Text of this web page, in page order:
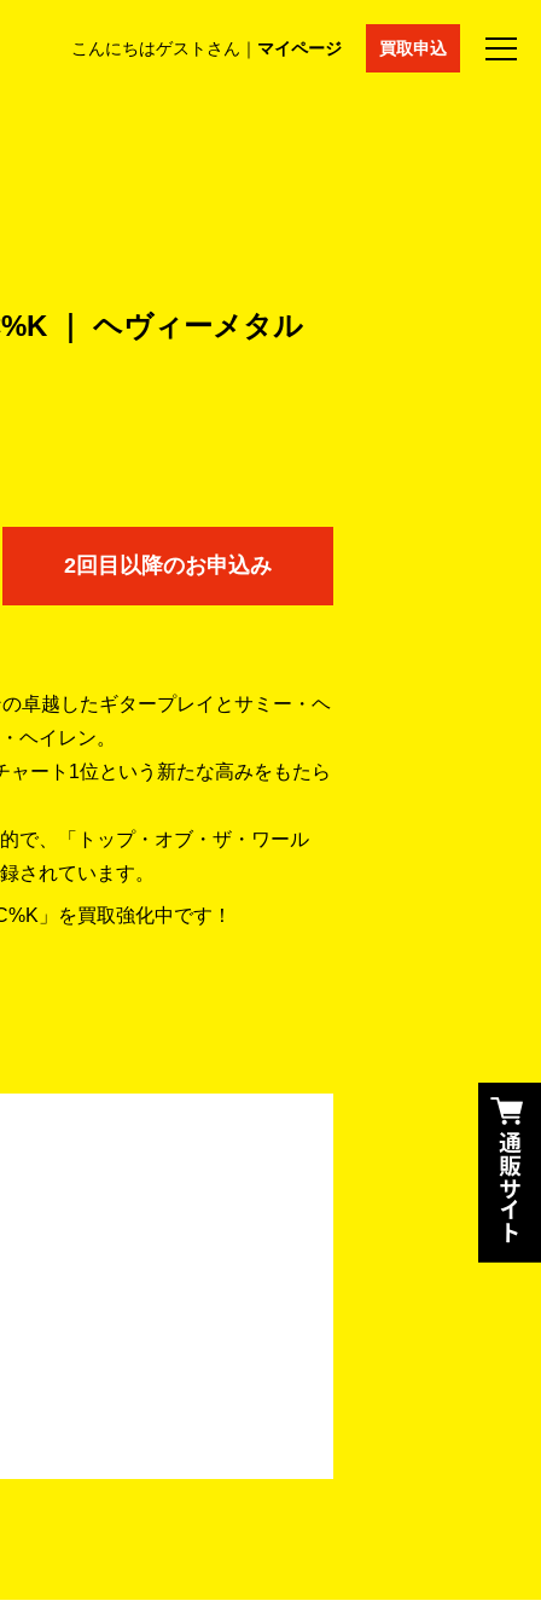
こんにちはゲストさん｜ マイページ 買取申込
コラム マイページ 採用情報 通販サイト
｜ ヘヴィーメタル
2回目以降のお申込み
卓越したギタープレイとサミー・ヘ
ヘイレン。
ート1位という新たな高みをもたら
で、「トップ・オブ・ザ・ワール
されています。
」を買取強化中です！